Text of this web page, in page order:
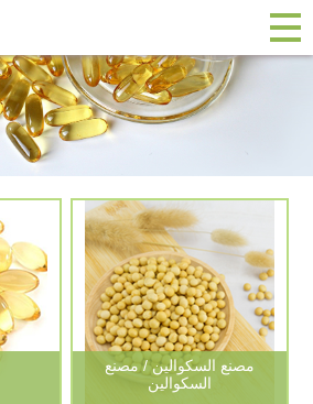
مصنع السكوالين / مصنع
السكوالين